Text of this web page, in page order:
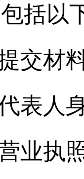
括以
交材
表人
业执